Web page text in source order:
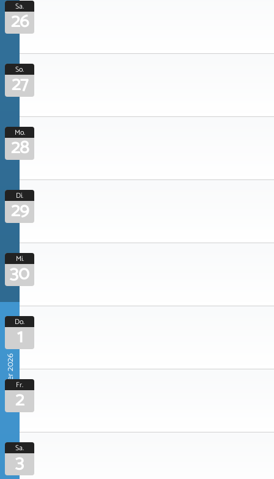
Sa.
26
So.
27
Mo.
28
Di.
29
Mi.
30
Oktober 2026
Do.
1
Fr.
2
Sa.
3